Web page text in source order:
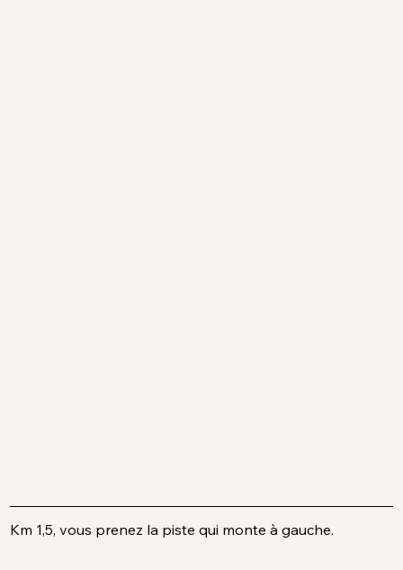
Km 1,5, vous prenez la piste qui monte à gauche.